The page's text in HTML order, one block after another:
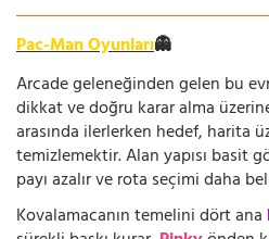
Pac-Man Oyunları👻
Arcade geleneğinden gelen bu
dikkat ve doğru karar alma
arasında ilerlerken hedef, harita
temizlemektir. Alan yapısı basit
payı azalır ve rota seçimi daha
Kovalamacanın temelini dört ana